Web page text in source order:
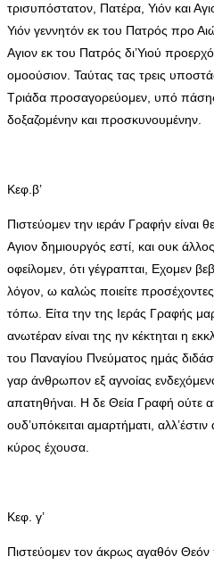
τρισυπόστατον, Πατέρα, Υιόν και
Υιόν γεννητόν εκ του Πατρός προ
Αγιον εκ του Πατρός δι’Υιού
ομοούσιον. Ταύτας τας τρεις
Τριάδα προσαγορεύομεν, υπό πάσης
δοξαζομένην και προσκυνουμένην.
Κεφ.β’
Πιστεύομεν την ιεράν Γραφήν είναι
Αγιον δημιουργός εστί, και ουκ
οφείλομεν, ότι γέγραπται, Εχομεν
λόγον, ω καλώς ποιείτε
τόπω. Είτα την της Ιεράς Γραφής
ανωτέραν είναι της ην κέκτηται η
του Παναγίου Πνεύματος ημάς
γαρ άνθρωπον εξ αγνοίας
απατηθήναι. Η δε Θεία Γραφή ούτε
ουδ’υπόκειται αμαρτήματι,
κύρος έχουσα.
Κεφ. γ’
Πιστεύομεν τον άκρως αγαθόν